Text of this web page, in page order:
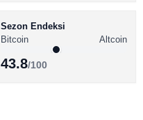
Sezon Endeksi
Bitcoin
Altcoin
43.8/100